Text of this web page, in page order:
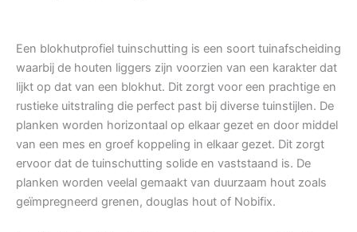
Een blokhutprofiel tuinschutting is een soort tuinafscheiding
waarbij de houten liggers zijn voorzien van een karakter dat
lijkt op dat van een blokhut. Dit zorgt voor een prachtige en
rustieke uitstraling die perfect past bij diverse tuinstijlen. De
planken worden horizontaal op elkaar gezet en door middel
van een mes en groef koppeling in elkaar gezet. Dit zorgt
ervoor dat de tuinschutting solide en vaststaand is. De
planken worden veelal gemaakt van duurzaam hout zoals
geïmpregneerd grenen, douglas hout of Nobifix.